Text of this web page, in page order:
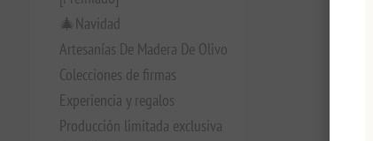
🎄Navidad
Artesanías De Madera De Olivo
Colecciones de firmas
Experiencia y regalos
Producción limitada exclusiva